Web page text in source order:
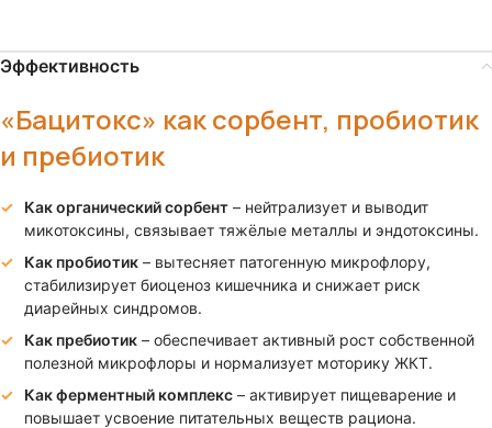
Эффективность
«Бацитокс» как сорбент, пробиотик
и пребиотик
Как органический сорбент – нейтрализует и выводит
микотоксины, связывает тяжёлые металлы и эндотоксины.
Как пробиотик – вытесняет патогенную микрофлору,
стабилизирует биоценоз кишечника и снижает риск
диарейных синдромов.
Как пребиотик – обеспечивает активный рост собственной
полезной микрофлоры и нормализует моторику ЖКТ.
Как ферментный комплекс – активирует пищеварение и
повышает усвоение питательных веществ рациона.